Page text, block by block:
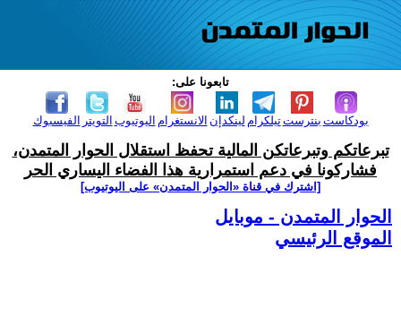
تابعونا على:
الفيسبوك التويتر اليوتيوب الانستغرام لينكدإن تيلكرامبنترست بودكاست
تبرعاتكم وتبرعاتكن المالية تحفظ استقلال الحوار المتمدن،
فشاركونا في دعم استمرارية هذا الفضاء اليساري الحر
[اشترك في قناة ‫«الحوار المتمدن» على اليوتيوب]
الحوار المتمدن - موبايل
الموقع الرئيسي